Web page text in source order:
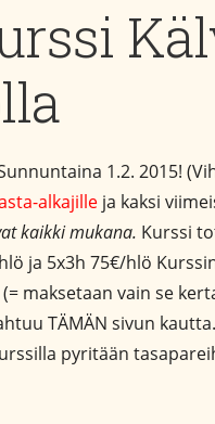
1.2. 2015!
alkajille ja kaksi
kaikki mukana. Kurssi
ja 5x3h 75€/hlö
maksetaan vain se
TÄMÄN sivun
pyritään